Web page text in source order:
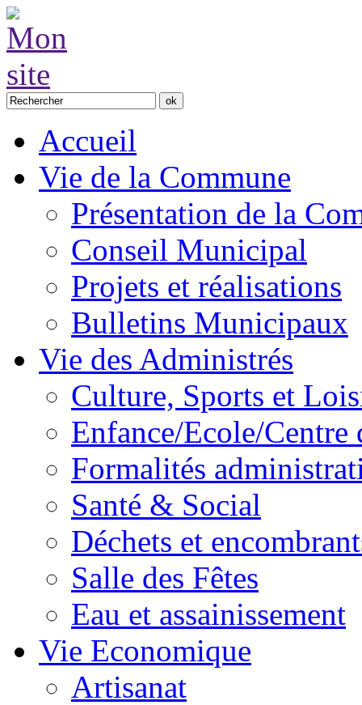
Accueil
Vie de la Commune
Présentation de la
Conseil Municipal
Projets et réalisations
Bulletins Municipaux
Vie des Administrés
Culture, Sports et
Enfance/Ecole/Centre
Formalités
Santé & Social
Déchets et
Salle des Fêtes
Eau et assainissement
Vie Economique
Artisanat